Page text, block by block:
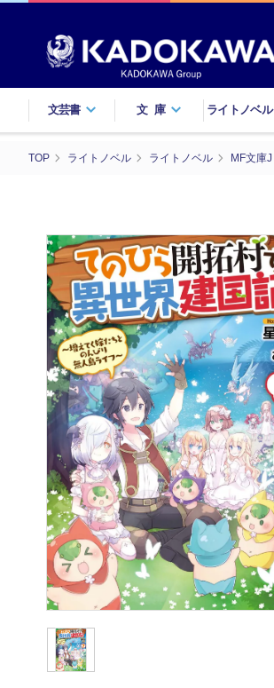
文芸書 文庫 ライトノベル
TOP ライトノベル ライトノベル MF文庫J